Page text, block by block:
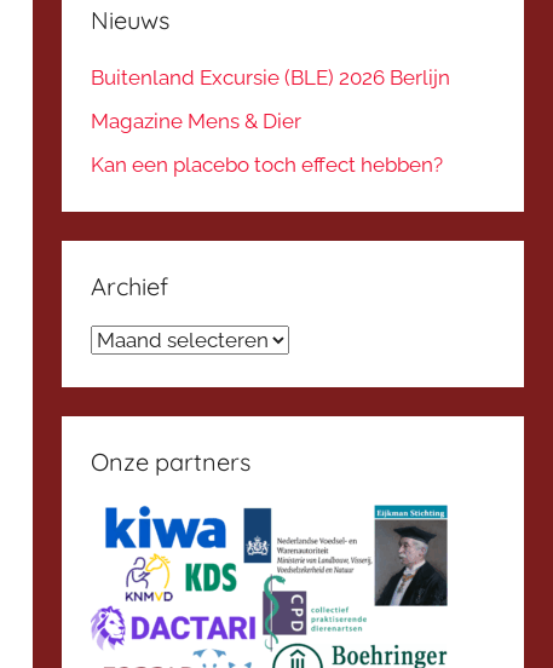
Nieuws
Buitenland Excursie (BLE) 2026 Berlijn
Magazine Mens & Dier
Kan een placebo toch effect hebben?
Archief
Archief
Onze partners